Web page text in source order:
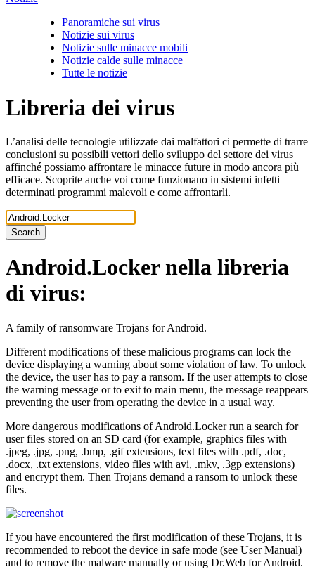
Panoramiche sui virus
Notizie sui virus
Notizie sulle minacce mobili
Notizie calde sulle minacce
Tutte le notizie
Libreria dei virus
L’analisi delle tecnologie utilizzate dai malfattori ci permette di trarre
conclusioni su possibili vettori dello sviluppo del settore dei virus
affinché possiamo affrontare le minacce future in modo ancora più
efficace. Scoprite anche voi come funzionano in sistemi infetti
determinati programmi malevoli e come affrontarli.
Search
Android.Lockernella libreria
di virus:
A family of ransomware Trojans for Android.
Different modifications of these malicious programs can lock the
device displaying a warning about some violation of law. To unlock
the device, the user has to pay a ransom. If the user attempts to close
the warning message or to exit to main menu, the message reappears
preventing the user from operating the device in a usual way.
More dangerous modifications of Android.Locker run a search for
user files stored on an SD card (for example, graphics files with
.jpeg, .jpg, .png, .bmp, .gif extensions, text files with .pdf, .doc,
.docx, .txt extensions, video files with avi, .mkv, .3gp extensions)
and encrypt them. Then Trojans demand a ransom to unlock these
files.
If you have encountered the first modification of these Trojans, it is
recommended to reboot the device in safe mode (see User Manual)
and to remove the malware manually or using Dr.Web for Android.